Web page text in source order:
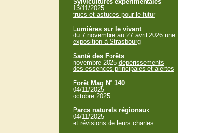
Sylvicultures expérimentales
13/11/2025
trucs et astuces pour le futur
Lumières sur le vivant
du 7 novembre au 27 avril 2026 une
exposition à Strasbourg
Santé des Forêts
novembre 2025 dépérissements
des essences principales et alertes
Forêt Mag N° 140
04/11/2025
octobre 2025
Parcs naturels régionaux
04/11/2025
et révisions de leurs chartes